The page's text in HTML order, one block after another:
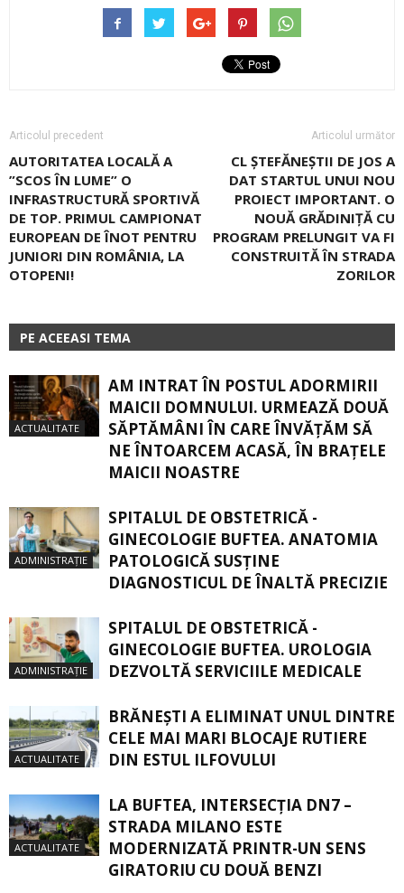
Articolul precedent
AUTORITATEA LOCALĂ A
”SCOS ÎN LUME” O
INFRASTRUCTURĂ SPORTIVĂ
DE TOP. PRIMUL CAMPIONAT
EUROPEAN DE ÎNOT PENTRU
JUNIORI DIN ROMÂNIA, LA
OTOPENI!
Articolul următor
CL ȘTEFĂNEȘTII DE JOS A
DAT STARTUL UNUI NOU
PROIECT IMPORTANT. O
NOUĂ GRĂDINIŢĂ CU
PROGRAM PRELUNGIT VA FI
CONSTRUITĂ ÎN STRADA
ZORILOR
PE ACEEASI TEMA
ACTUALITATE
AM INTRAT ÎN POSTUL ADORMIRII
MAICII DOMNULUI. URMEAZĂ DOUĂ
SĂPTĂMÂNI ÎN CARE ÎNVĂŢĂM SĂ
NE ÎNTOARCEM ACASĂ, ÎN BRAŢELE
MAICII NOASTRE
ADMINISTRAȚIE
SPITALUL DE OBSTETRICĂ -
GINECOLOGIE BUFTEA. ANATOMIA
PATOLOGICĂ SUSŢINE
DIAGNOSTICUL DE ÎNALTĂ PRECIZIE
ADMINISTRAȚIE
SPITALUL DE OBSTETRICĂ -
GINECOLOGIE BUFTEA. UROLOGIA
DEZVOLTĂ SERVICIILE MEDICALE
ACTUALITATE
BRĂNEȘTI A ELIMINAT UNUL DINTRE
CELE MAI MARI BLOCAJE RUTIERE
DIN ESTUL ILFOVULUI
ACTUALITATE
LA BUFTEA, INTERSECŢIA DN7 –
STRADA MILANO ESTE
MODERNIZATĂ PRINTR-UN SENS
GIRATORIU CU DOUĂ BENZI